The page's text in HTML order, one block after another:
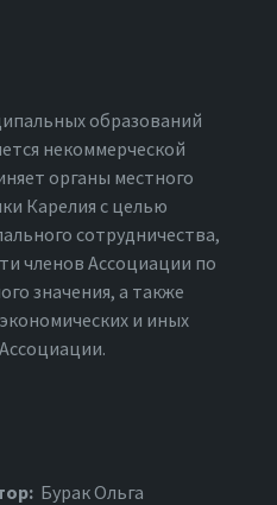
образований
некоммерческой
органы местного
Карелия с целью
сотрудничества,
членов Ассоциации по
значения, а также
и иных
Бурак Ольга